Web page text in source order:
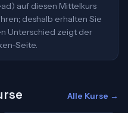
auf diesen Mittelkurs
deshalb erhalten Sie
Unterschied zeigt der
Seite.
Alle Kurse →